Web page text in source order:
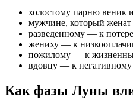
холостому парню веник
мужчине, который
разведенному — к
жениху — к
пожилому — к
вдовцу — к
Как фазы Луны